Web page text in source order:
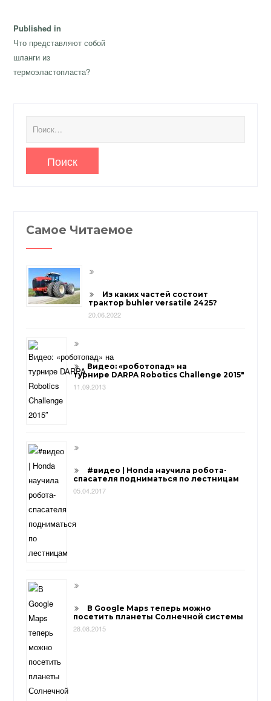
Навигация
по
записям
Published in
Что представляют собой
шланги из
термоэластопласта?
Самое Читаемое
Из каких частей состоит
трактор buhler versatile 2425?
20.06.2022
Видео: «роботопад» на
турнире DARPA Robotics Challenge 2015″
11.09.2013
#видео | Honda научила робота-
спасателя подниматься по лестницам
05.04.2017
В Google Maps теперь можно
посетить планеты Солнечной системы
28.08.2015